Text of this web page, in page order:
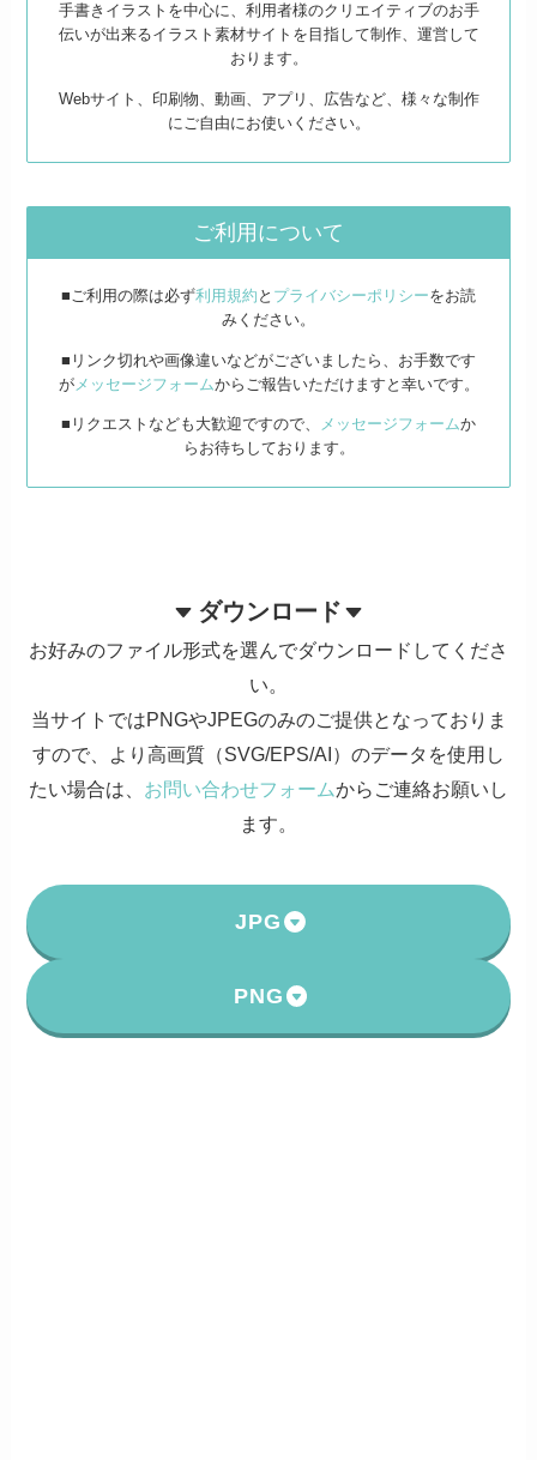
手書きイラストを中心に、利用者様のクリエイティブのお手
伝いが出来るイラスト素材サイトを目指して制作、運営して
おります。
Webサイト、印刷物、動画、アプリ、広告など、様々な制作
にご自由にお使いください。
ご利用について
■ご利用の際は必ず利用規約 と プライバシーポリシーをお読
みください。
■リンク切れや画像違いなどがございましたら、お手数です
がメッセージフォームからご報告いただけますと幸いです。
■リクエストなども大歓迎ですので、 メッセージフォームか
らお待ちしております。
ダウンロード
お好みのファイル形式を選んでダウンロードしてくださ
い。
当サイトではPNGやJPEGのみのご提供となっておりま
すので、より高画質（SVG/EPS/AI）のデータを使用し
たい場合は、 お問い合わせフォームからご連絡お願いし
ます。
JPG
PNG